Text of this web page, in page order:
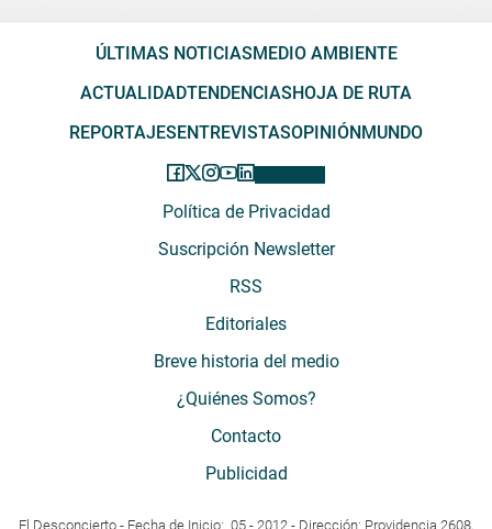
ÚLTIMAS NOTICIASMEDIO AMBIENTE
ACTUALIDADTENDENCIASHOJA DE RUTA
REPORTAJESENTREVISTASOPINIÓNMUNDO
Política de Privacidad
Suscripción Newsletter
RSS
Editoriales
Breve historia del medio
¿Quiénes Somos?
Contacto
Publicidad
El Desconcierto - Fecha de Inicio: 05 - 2012 - Dirección: Providencia 2608,